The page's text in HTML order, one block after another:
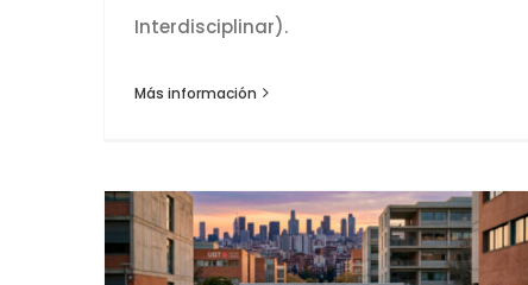
Interdisciplinar).
Más información